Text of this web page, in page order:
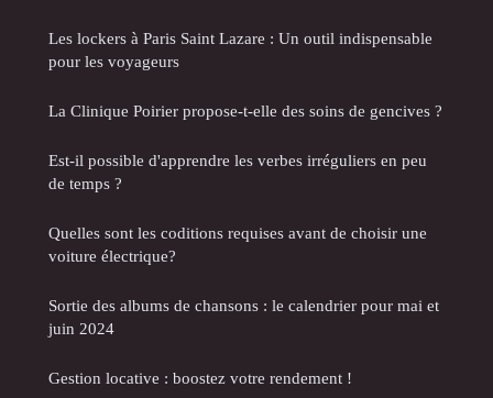
Les lockers à Paris Saint Lazare : Un outil indispensable
pour les voyageurs
La Clinique Poirier propose-t-elle des soins de gencives ?
Est-il possible d'apprendre les verbes irréguliers en peu
de temps ?
Quelles sont les coditions requises avant de choisir une
voiture électrique?
Sortie des albums de chansons : le calendrier pour mai et
juin 2024
Gestion locative : boostez votre rendement !